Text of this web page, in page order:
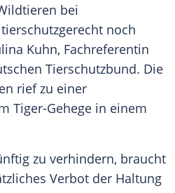
bei
noch
Kuhn, Fachreferentin
Tierschutzbund. Die
rief zu einer
Tiger-Gehege in einem
zu verhindern, braucht
Verbot der Haltung